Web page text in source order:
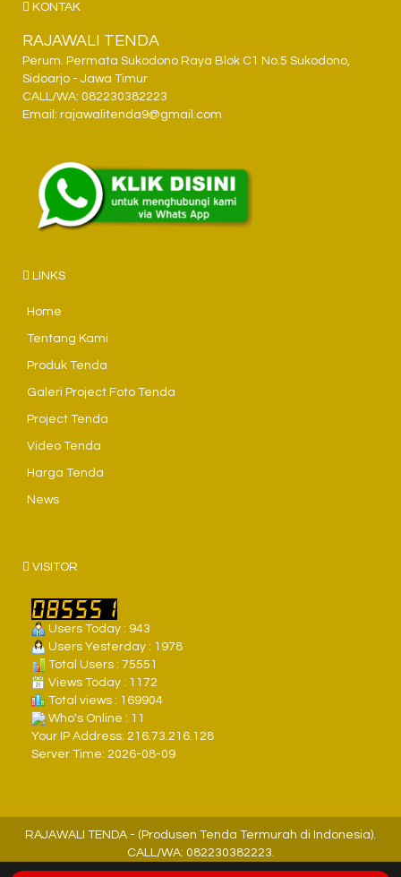
KONTAK
RAJAWALI TENDA
Perum. Permata Sukodono Raya Blok C1 No.5 Sukodono,
Sidoarjo - Jawa Timur
CALL/WA: 082230382223
Email: rajawalitenda9@gmail.com
LINKS
Home
Tentang Kami
Produk Tenda
Galeri Project Foto Tenda
Project Tenda
Video Tenda
Harga Tenda
News
VISITOR
Users Today : 943
Users Yesterday : 1978
Total Users : 75551
Views Today : 1172
Total views : 169904
Who's Online : 11
Your IP Address: 216.73.216.128
Server Time: 2026-08-09
RAJAWALI TENDA - (Produsen Tenda Termurah di Indonesia).
CALL/WA: 082230382223.